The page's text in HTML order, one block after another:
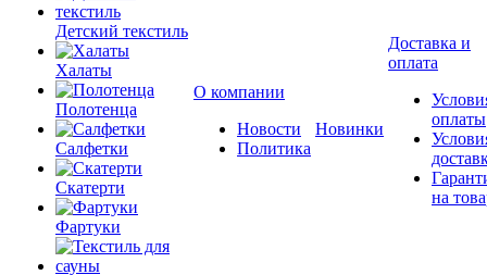
Детский текстиль
Халаты
Полотенца
Салфетки
Скатерти
Фартуки
О компании
Новости
Политика
Новинки
Доставка и
оплата
оплаты
на